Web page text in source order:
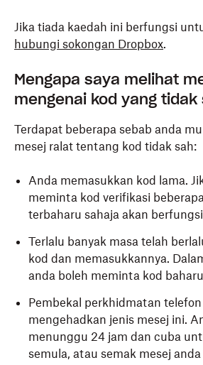
Jika tiada kaedah ini berfungsi
hubungi sokongan Dropbox.
Mengapa saya melihat
mengenai kod yang tidak
Terdapat beberapa sebab anda
mesej ralat tentang kod tidak sah:
Anda memasukkan kod lama.
meminta kod verifikasi
terbaharu sahaja akan
Terlalu banyak masa telah
kod dan memasukkannya.
anda boleh meminta kod
Pembekal perkhidmatan
mengehadkan jenis mesej ini.
menunggu 24 jam dan cuba
semula, atau semak mesej